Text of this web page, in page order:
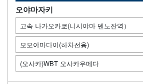
오야마자키
고속 나가오카쿄(니시야마 덴노잔역）
모모야마다이(하차전용)
(오사카)WBT 오사카우메다